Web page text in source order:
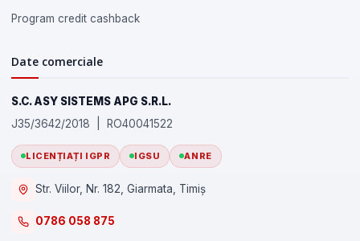
Program credit cashback
Date comerciale
S.C. ASY SISTEMS APG S.R.L.
J35/3642/2018 | RO40041522
LICENȚIAȚI IGPR IGSU ANRE
Str. Viilor, Nr. 182, Giarmata, Timiș
0786 058 875